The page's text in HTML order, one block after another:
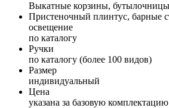
Выкатные корзины,
Пристеночный плинтус, барные
освещение
по каталогу
Ручки
по каталогу (более 100 видов)
Размер
индивидуальный
Цена
указана за базовую комплектацию